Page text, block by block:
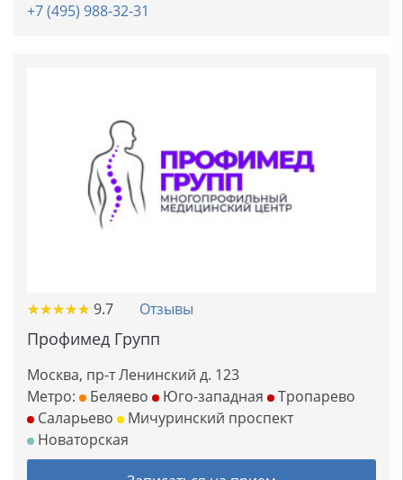
+7 (495) 988-32-31
★★★★★
★★★★★ 9.7 Отзывы
Профимед Групп
Москва, пр-т Ленинский д. 123
Метро:
Беляево Юго-западная
Тропарево
Саларьево
Мичуринский проспект
Новаторская